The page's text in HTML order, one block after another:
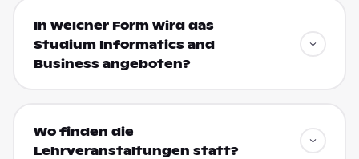
In welcher Form wird das
Studium Informatics and
Business angeboten?
Wo finden die
Lehrveranstaltungen statt?